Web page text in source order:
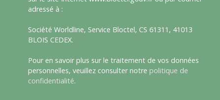
adressé à :
Société Worldline, Service Bloctel, CS 61311, 41013
BLOIS CEDEX.
Pour en savoir plus sur le traitement de vos données
personnelles, veuillez consulter notre politique de
confidentialité.